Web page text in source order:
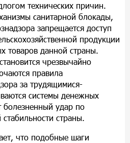
технических причин.
санитарной блокады,
запрещается доступ
продукции
товаров данной страны.
чрезвычайно
правила
за трудящимися-
системы денежных
болезненный удар по
страны.
что подобные шаги